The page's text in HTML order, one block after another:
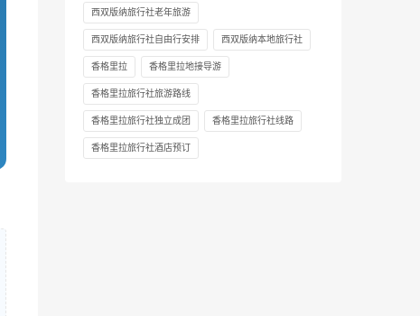
西双版纳旅行社老年旅游
西双版纳旅行社自由行安排 西双版纳本地旅行社
香格里拉 香格里拉地接导游
香格里拉旅行社旅游路线
香格里拉旅行社独立成团 香格里拉旅行社线路
香格里拉旅行社酒店预订